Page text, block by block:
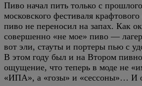
Пиво начал пить только с
московского фестиваля
пиво не переносил на запах. Как
совершенно «не мое» пиво —
вот эли, стауты и портеры пью с
В этом году был и на Втором
ощущение, что теперь в моде не
«ИПА», а «гозы» и «сессоны»… И